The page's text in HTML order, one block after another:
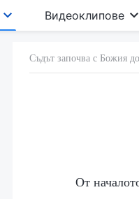
Видеоклипове
Съдът започва с Божия
От